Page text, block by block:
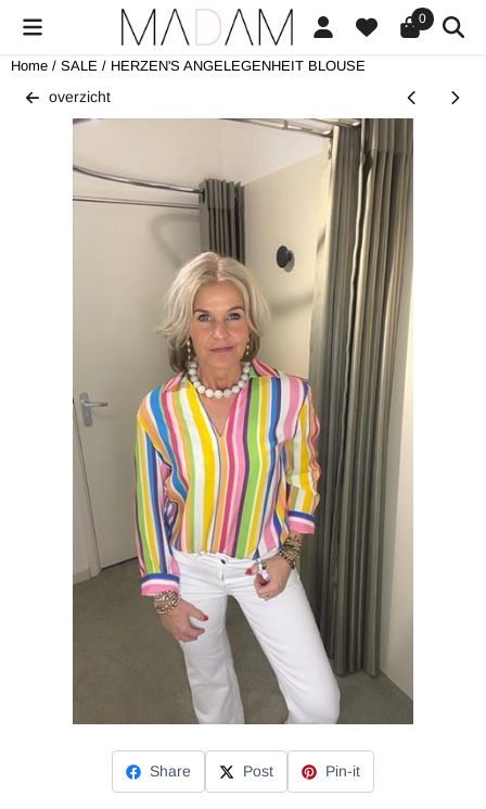
Cookievoorkeuren zijn beschikbaar. Kies instellingen of sta alle
0
Home / SALE / HERZEN'S ANGELEGENHEIT BLOUSE
overzicht
Share Post Pin-it